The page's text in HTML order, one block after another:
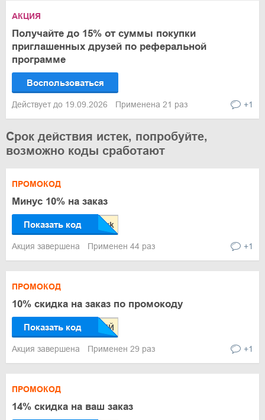
АКЦИЯ
Получайте до 15% от суммы покупки
приглашенных друзей по реферальной
программе
Воспользоваться
Действует до 19.09.2026 Применена 21 раз +1
Срок действия истек, попробуйте,
возможно коды сработают
ПРОМОКОД
Минус 10% на заказ
Показать код
Акция завершена Применен 44 раз +1
ПРОМОКОД
10% скидка на заказ по промокоду
Показать код
Акция завершена Применен 29 раз +1
ПРОМОКОД
14% скидка на ваш заказ